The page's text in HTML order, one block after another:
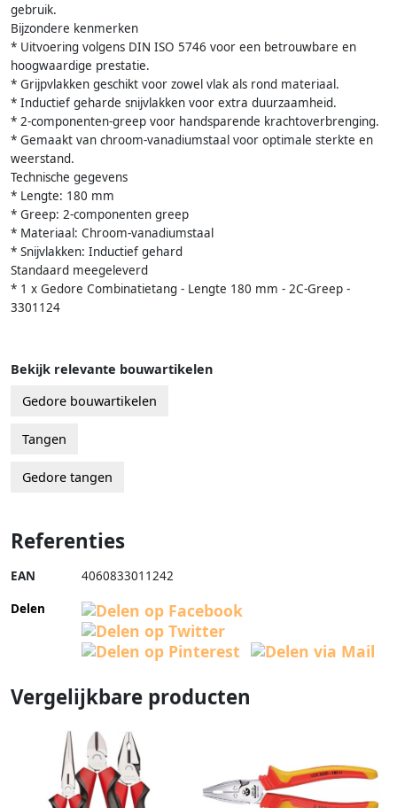
gebruik.
Bijzondere kenmerken
* Uitvoering volgens DIN ISO 5746 voor een betrouwbare en
hoogwaardige prestatie.
* Grijpvlakken geschikt voor zowel vlak als rond materiaal.
* Inductief geharde snijvlakken voor extra duurzaamheid.
* 2-componenten-greep voor handsparende krachtoverbrenging.
* Gemaakt van chroom-vanadiumstaal voor optimale sterkte en
weerstand.
Technische gegevens
* Lengte: 180 mm
* Greep: 2-componenten greep
* Materiaal: Chroom-vanadiumstaal
* Snijvlakken: Inductief gehard
Standaard meegeleverd
* 1 x Gedore Combinatietang - Lengte 180 mm - 2C-Greep -
3301124
Bekijk relevante bouwartikelen
Gedore bouwartikelen
Tangen
Gedore tangen
Referenties
EAN 4060833011242
Delen
Vergelijkbare producten